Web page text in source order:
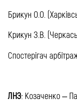
Брикун О.О.
Крикун З.В.
Спостерігач
ЛНЗ: Козаченко –